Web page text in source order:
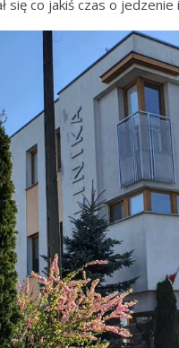
się co jakiś czas o